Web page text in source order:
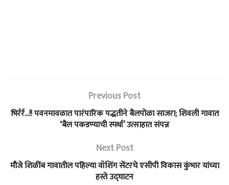
Previous Post
भिर्रर्र…!! पवनमावळात पारंपारिक पद्धतीने बैलपोळा साजरा; शिवली गावात
‘बैल पकडण्याची स्पर्धा’ उत्साहात संपन्न
Next Post
मौजे शिळींब गावातील पहिल्या वॉशिंग सेंटरचे एसीपी विकास कुंभार यांच्या
हस्ते उद्घाटन